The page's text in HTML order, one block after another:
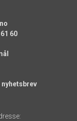
60
nyhetsbrev